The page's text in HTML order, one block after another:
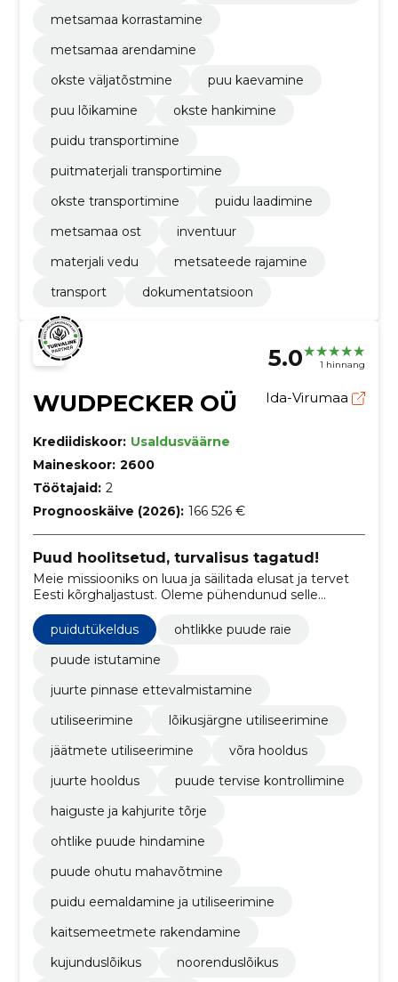
metsamaa korrastamine
metsamaa arendamine
okste väljatõstmine
puu kaevamine
puu lõikamine
okste hankimine
puidu transportimine
puitmaterjali transportimine
okste transportimine
puidu laadimine
metsamaa ost
inventuur
materjali vedu
metsateede rajamine
transport
dokumentatsioon
5.0 1 hinnang
WUDPECKER OÜ Ida-Virumaa
Krediidiskoor: Usaldusväärne
Maineskoor: 2600
Töötajaid: 2
Prognooskäive (2026): 166 526 €
Puud hoolitsetud, turvalisus tagatud!
Meie missiooniks on luua ja säilitada elusat ja tervet
Eesti kõrghaljastust. Oleme pühendunud selle
eesmärgi saavutamisele ning pakume
kõrgetasemelist puuhooldusteenust, et tagada
puude tervis ja ilu ning kõigi meie klientide rahulolu.
puidutükeldus
ohtlikke puude raie
puude istutamine
juurte pinnase ettevalmistamine
utiliseerimine
lõikusjärgne utiliseerimine
jäätmete utiliseerimine
võra hooldus
juurte hooldus
puude tervise kontrollimine
haiguste ja kahjurite tõrje
ohtlike puude hindamine
puude ohutu mahavõtmine
puidu eemaldamine ja utiliseerimine
kaitsemeetmete rakendamine
kujunduslõikus
noorenduslõikus